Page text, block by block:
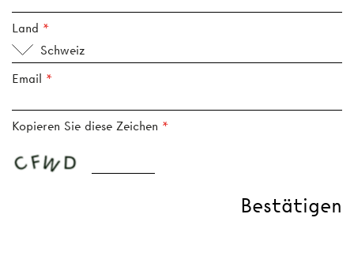
Land
Schweiz
Email
Kopieren Sie diese Zeichen